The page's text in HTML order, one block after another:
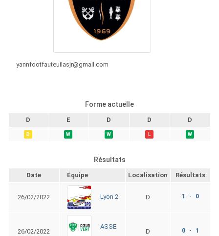
yannfootfauteuilasjr@gmail.com
Forme actuelle
D E D D D
D W W L W
Résultats
Date Équipe Localisation Résultats
26/02/2022 Lyon 2 D 1 - 0
26/02/2022
ASSE
D 0 - 1